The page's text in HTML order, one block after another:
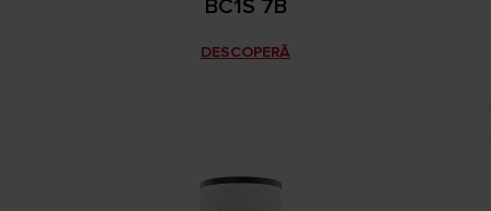
BC1S 7B
DESCOPERĂ